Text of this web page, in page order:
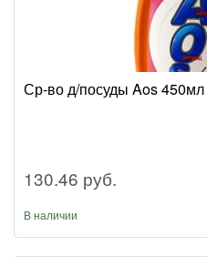
Ср-во д/посуды Aos
130.46 руб.
В наличии